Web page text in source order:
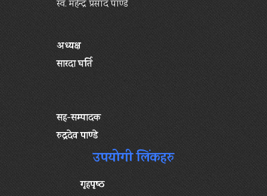
स्व. महेन्द्र प्रसाद पाण्डे
अध्यक्ष
सारदा घर्ति
सह-सम्पादक
रुद्रदेव पाण्डे
उपयोगी लिंकहरु
गृहपृष्‍ठ